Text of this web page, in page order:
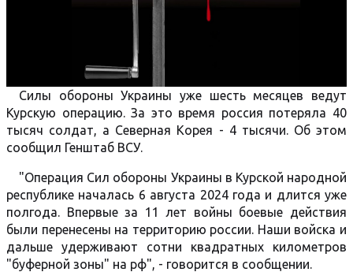
Силы обороны Украины уже шесть месяцев ведут
Курскую операцию. За это время россия потеряла 40
тысяч солдат, а Северная Корея - 4 тысячи. Об этом
сообщил Генштаб ВСУ.
"Операция Сил обороны Украины в Курской народной
республике началась 6 августа 2024 года и длится уже
полгода. Впервые за 11 лет войны боевые действия
были перенесены на территорию россии. Наши войска и
дальше удерживают сотни квадратных километров
"буферной зоны" на рф", - говорится в сообщении.